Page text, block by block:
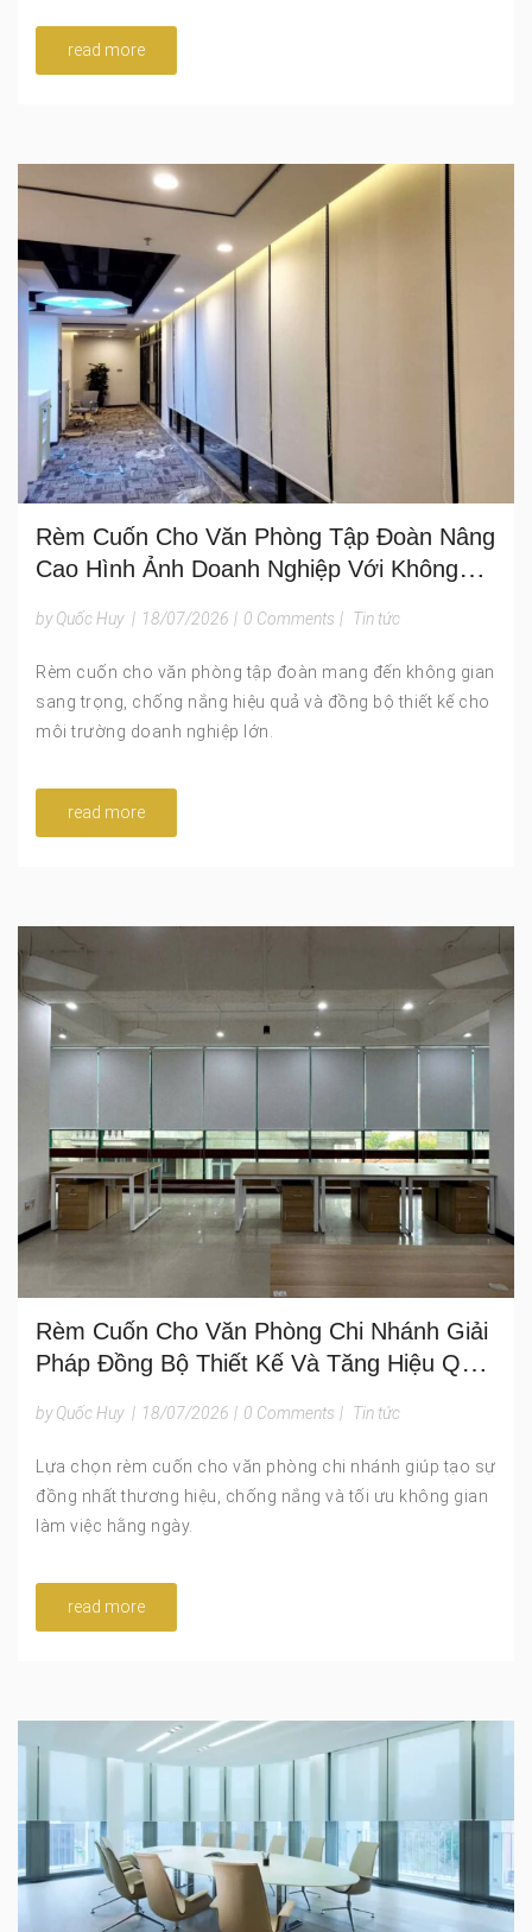
read more
Rèm Cuốn Cho Văn Phòng Tập Đoàn Nâng
Cao Hình Ảnh Doanh Nghiệp Với Không
by Quốc Huy | 18/07/2026 | 0 Comments | Tin tức
Rèm cuốn cho văn phòng tập đoàn mang đến không gian
sang trọng, chống nắng hiệu quả và đồng bộ thiết kế cho
môi trường doanh nghiệp lớn.
read more
Rèm Cuốn Cho Văn Phòng Chi Nhánh Giải
Pháp Đồng Bộ Thiết Kế Và Tăng Hiệu Quả
by Quốc Huy | 18/07/2026 | 0 Comments | Tin tức
Lựa chọn rèm cuốn cho văn phòng chi nhánh giúp tạo sự
đồng nhất thương hiệu, chống nắng và tối ưu không gian
làm việc hằng ngày.
read more